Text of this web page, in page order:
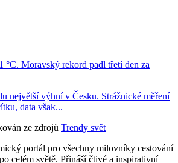
°C. Moravský rekord padl třetí den za
největší výhní v Česku. Strážnické měření
data však...
ze zdrojů Trendy svět
portál pro všechny milovníky cestování
celém světě. Přináší čtivé a inspirativní